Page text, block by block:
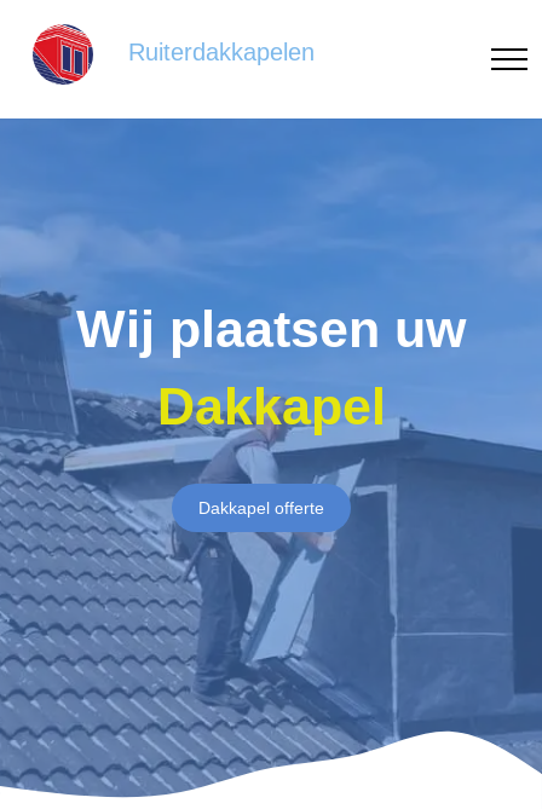
Ruiterdakkapelen
Wij plaatsen uw
Dakkapel
Dakkapel offerte